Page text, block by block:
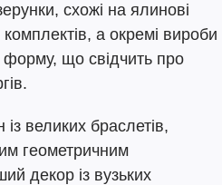
схожі на ялинові
а окремі вироби
форму, що свідчить про
великих браслетів,
геометричним
декор із вузьких